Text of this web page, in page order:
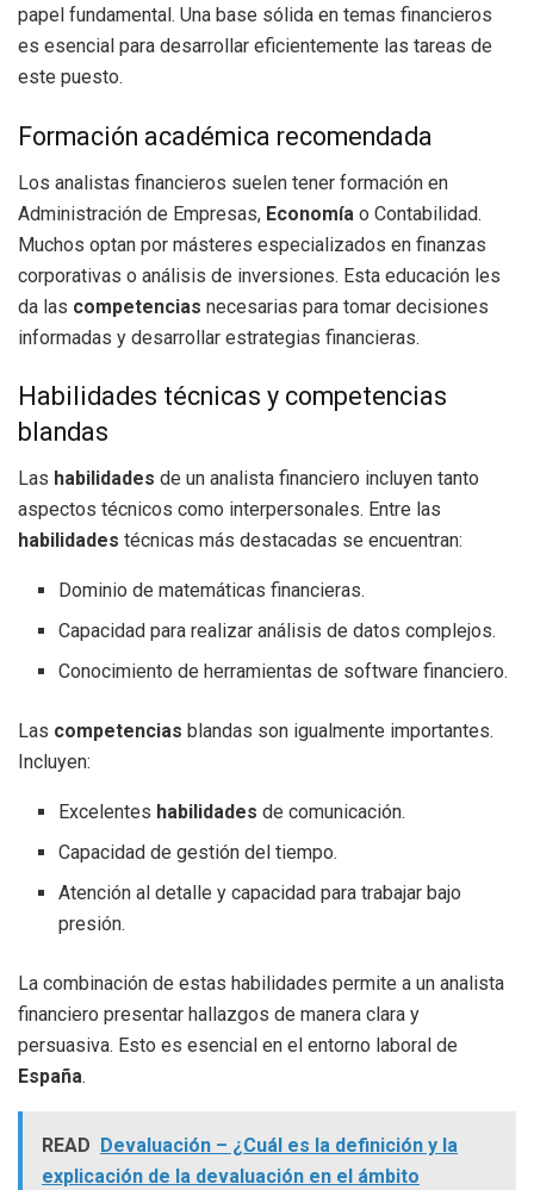
papel fundamental. Una base sólida en temas financieros
es esencial para desarrollar eficientemente las tareas de
este puesto.
Formación académica recomendada
Los analistas financieros suelen tener formación en
Administración de Empresas, Economía o Contabilidad.
Muchos optan por másteres especializados en finanzas
corporativas o análisis de inversiones. Esta educación les
da las competencias necesarias para tomar decisiones
informadas y desarrollar estrategias financieras.
Habilidades técnicas y competencias
blandas
Las habilidades de un analista financiero incluyen tanto
aspectos técnicos como interpersonales. Entre las
habilidades técnicas más destacadas se encuentran:
Dominio de matemáticas financieras.
Capacidad para realizar análisis de datos complejos.
Conocimiento de herramientas de software financiero.
Las competencias blandas son igualmente importantes.
Incluyen:
Excelentes habilidades de comunicación.
Capacidad de gestión del tiempo.
Atención al detalle y capacidad para trabajar bajo
presión.
La combinación de estas habilidades permite a un analista
financiero presentar hallazgos de manera clara y
persuasiva. Esto es esencial en el entorno laboral de
España.
READ
Devaluación – ¿Cuál es la definición y la
explicación de la devaluación en el ámbito